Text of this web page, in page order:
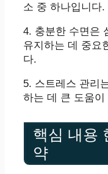
소 중 하나입니다.
4. 충분한 수면은
유지하는 데 중요
다.
5. 스트레스 관리
하는 데 큰 도움이
핵심 내용
약